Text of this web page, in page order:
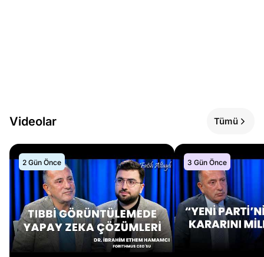
Videolar Tümü
2 Gün Önce 3 Gün Önce